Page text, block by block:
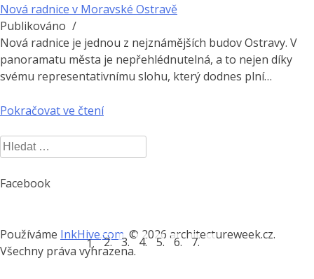
Nová radnice v Moravské Ostravě
Publikováno /
Nová radnice je jednou z nejznámějších budov Ostravy. V
panoramatu města je nepřehlédnutelná, a to nejen díky
svému representativnímu slohu, který dodnes plní…
Pokračovat ve čtení
Vyhledávání
Facebook
Používáme InkHive.com.© 2026 architectureweek.cz.
Všechny práva vyhrazena.